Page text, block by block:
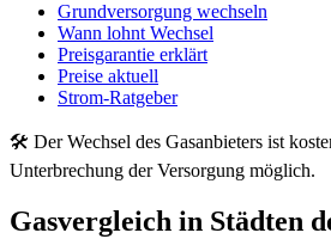
Grundversorgung wechseln
Wann lohnt Wechsel
Preisgarantie erklärt
Preise aktuell
Strom-Ratgeber
🛠 Der Wechsel des Gasanbieters ist
Unterbrechung der Versorgung möglich.
Gasvergleich in Städten